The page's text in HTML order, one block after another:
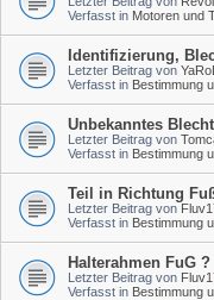
Verfasst in Motoren und
Identifizierung,
Letzter Beitrag von
Verfasst in Bestimmung
Unbekanntes
Letzter Beitrag von
Verfasst in Bestimmung
Teil in Richtung
Letzter Beitrag von
Verfasst in Bestimmung
Halterahmen FuG ?
Letzter Beitrag von
Verfasst in Bestimmung